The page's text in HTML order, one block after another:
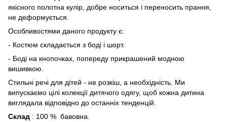
якісного полотна кулір, добре носиться і переносить прання,
не деформується.
Особливостями даного продукту є:
- Костюм складається з боді і шорт.
- Боді на кнопочках, попереду прикрашений модною
вишивкою.
Стильні речі для дітей - не розкіш, а необхідність. Ми
випускаємо цілі колекції дитячого одягу, щоб кожна дитина
виглядала відповідно до останніх тенденцій.
Склад : 100 % бавовна.